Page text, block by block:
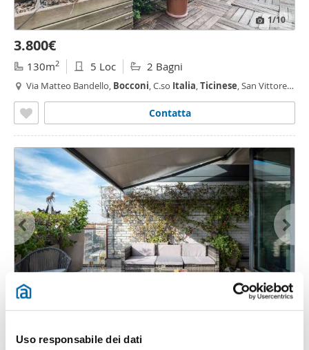
Uso responsabile dei dati
1/10
3.800€
130m2 5 Loc 2 Bagni
Via Matteo Bandello, Bocconi, C.so Italia,Ticinese, San Vittore,
Contatta
1/20
8.500€
180m 5 Loc